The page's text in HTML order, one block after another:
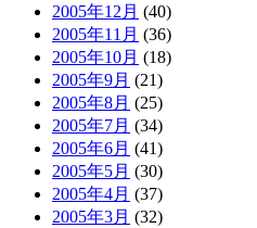
2005年12月 (40)
2005年11月 (36)
2005年10月 (18)
2005年9月 (21)
2005年8月 (25)
2005年7月 (34)
2005年6月 (41)
2005年5月 (30)
2005年4月 (37)
2005年3月 (32)